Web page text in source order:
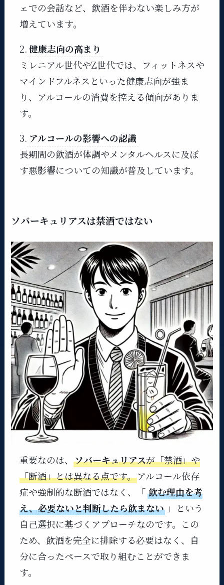
ェでの会話など、飲酒を伴わない楽しみ方が
増えています。
2.健康志向の高まり
ミレニアル世代やZ世代では、フィットネスや
マインドフルネスといった健康志向が強ま
り、アルコールの消費を控える傾向がありま
す。
3. アルコールの影響への認識
長期間の飲酒が体調やメンタルヘルスに及ぼ
す悪影響についての知識が普及しています。
ソバーキュリアスは禁酒ではない
重要なのは、 ソバーキュリアスが「禁酒」や
「断酒」とは異なる点です。アルコール依存
症や強制的な断酒ではなく、「 飲む理由を考
え、必要ないと判断したら飲まない 」という
自己選択に基づくアプローチなのです。この
ため、飲酒を完全に排除する必要はなく、自
分に合ったペースで取り組むことができま
す。